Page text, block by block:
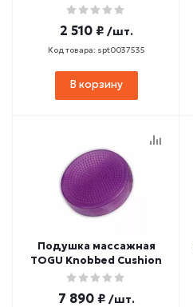
2 510 ₽ /шт.
Код товара: spt0037535
В корзину
Подушка массажная
TOGU Knobbed Cushion
7 890 ₽ /шт.